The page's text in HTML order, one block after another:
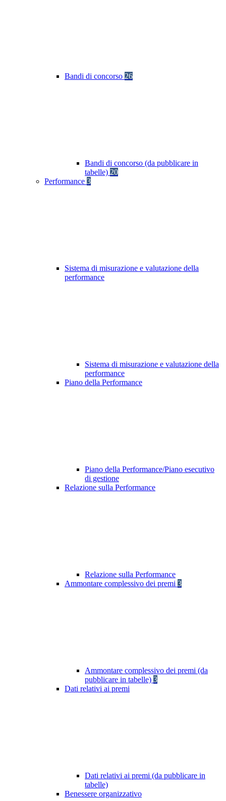
Bandi di concorso 26
Bandi di concorso (da pubblicare in
tabelle) 20
Performance 3
Sistema di misurazione e valutazione della
performance
Sistema di misurazione e valutazione della
performance
Piano della Performance
Piano della Performance/Piano esecutivo
di gestione
Relazione sulla Performance
Relazione sulla Performance
Ammontare complessivo dei premi 3
Ammontare complessivo dei premi (da
pubblicare in tabelle) 3
Dati relativi ai premi
Dati relativi ai premi (da pubblicare in
tabelle)
Benessere organizzativo